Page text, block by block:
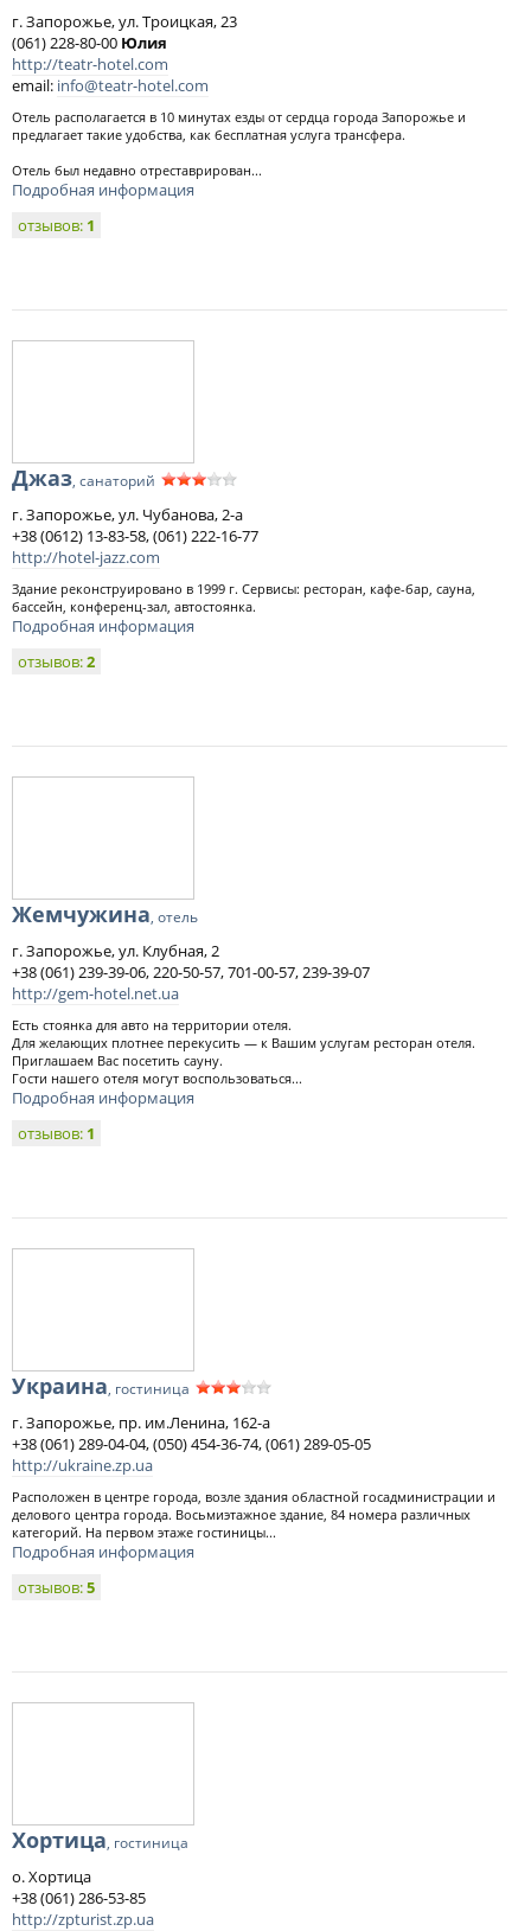
г. Запорожье, ул. Троицкая, 23
(061) 228-80-00 Юлия
http://teatr-hotel.com
email: info@teatr-hotel.com
Отель располагается в 10 минутах езды от сердца города Запорожье и
предлагает такие удобства, как бесплатная услуга трансфера.
Отель был недавно отреставрирован...
Подробная информация
отзывов: 1
Джаз, санаторий
г. Запорожье, ул. Чубанова, 2-а
+38 (0612) 13-83-58, (061) 222-16-77
http://hotel-jazz.com
Здание реконструировано в 1999 г. Сервисы: ресторан, кафе-бар, сауна,
бассейн, конференц-зал, автостоянка.
Подробная информация
отзывов:2
Жемчужина, отель
г. Запорожье, ул. Клубная, 2
+38 (061) 239-39-06, 220-50-57, 701-00-57, 239-39-07
http://gem-hotel.net.ua
Есть стоянка для авто на территории отеля.
Для желающих плотнее перекусить — к Вашим услугам ресторан отеля.
Приглашаем Вас посетить сауну.
Гости нашего отеля могут воспользоваться...
Подробная информация
отзывов: 1
Украина, гостиница
г. Запорожье, пр. им.Ленина, 162-а
+38 (061) 289-04-04, (050) 454-36-74, (061) 289-05-05
http://ukraine.zp.ua
Расположен в центре города, возле здания областной госадминистрации и
делового центра города. Восьмиэтажное здание, 84 номера различных
категорий. На первом этаже гостиницы...
Подробная информация
отзывов:5
Хортица, гостиница
о. Хортица
+38 (061) 286-53-85
http://zpturist.zp.ua